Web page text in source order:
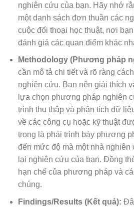
nghiên cứu của bạn. Hãy nhớ
một danh sách đơn thuần các
cuộc đối thoại học thuật, nơi
đánh giá các quan điểm khác
Methodology (Phương pháp
cần mô tả chi tiết và rõ ràng
nghiên cứu. Bạn nên giải thích
lựa chọn phương pháp nghiên
trình thu thập và phân tích dữ
về các công cụ hoặc kỹ thuật
trọng là phải trình bày phương
đến mức độ mà một nhà nghiên
lại nghiên cứu của bạn. Đồng
hạn chế của phương pháp và
chúng.
Findings/Results (Kết quả):